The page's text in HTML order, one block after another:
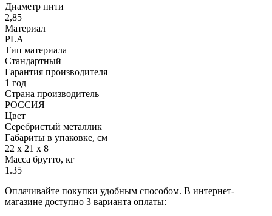
Диаметр нити
2,85
Материал
PLA
Тип материала
Стандартный
Гарантия производителя
1 год
Страна производитель
РОССИЯ
Цвет
Серебристый металлик
Габариты в упаковке, см
22 х 21 х 8
Масса брутто, кг
1.35
Оплачивайте покупки удобным способом. В интернет-
магазине доступно 3 варианта оплаты: